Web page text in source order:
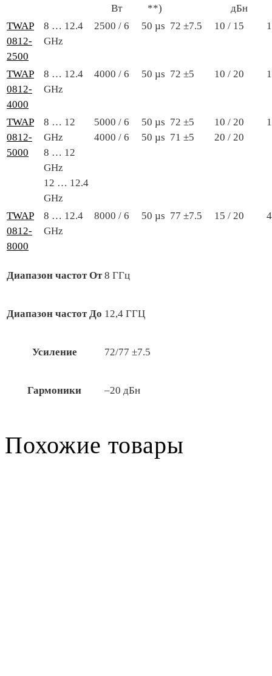
Вт
**)
дБн
TWAP
0812-
2500
8 … 12.4
GHz
2500 / 6 50 µs 72 ±7.5 10 / 15
TWAP
0812-
4000
8 … 12.4
GHz
4000 / 6 50 µs 72 ±5 10 / 20
TWAP
0812-
5000
8 … 12
GHz
8 … 12
GHz
12 … 12.4
GHz
5000 / 6
4000 / 6
50 µs
50 µs
72 ±5
71 ±5
10 / 20
20 / 20
TWAP
0812-
8000
8 … 12.4
GHz
8000 / 6 50 µs 77 ±7.5 15 / 20
Диапазон частот От 8 ГГц
Диапазон частот До 12,4 ГГЦ
Усиление 72/77 ±7.5
Гармоники –20 дБн
Похожие товары